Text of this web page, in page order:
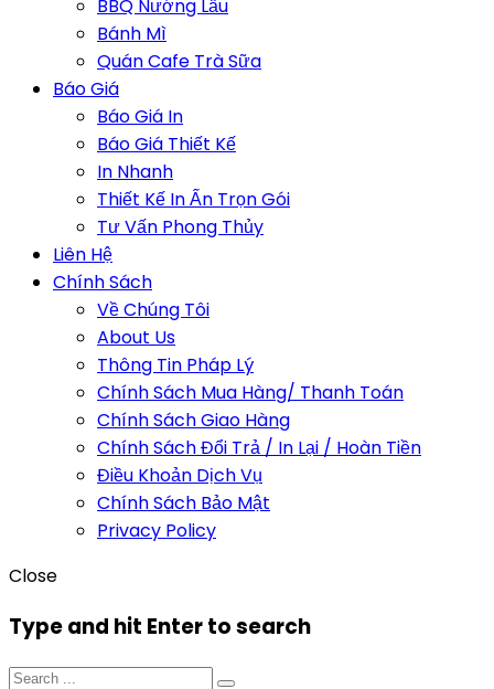
BBQ Nướng Lẩu
Bánh Mì
Quán Cafe Trà Sữa
Báo Giá
Báo Giá In
Báo Giá Thiết Kế
In Nhanh
Thiết Kế In Ấn Trọn Gói
Tư Vấn Phong Thủy
Liên Hệ
Chính Sách
Về Chúng Tôi
About Us
Thông Tin Pháp Lý
Chính Sách Mua Hàng/ Thanh Toán
Chính Sách Giao Hàng
Chính Sách Đổi Trả / In Lại / Hoàn Tiền
Điều Khoản Dịch Vụ
Chính Sách Bảo Mật
Privacy Policy
Close
Type and hit Enter to search